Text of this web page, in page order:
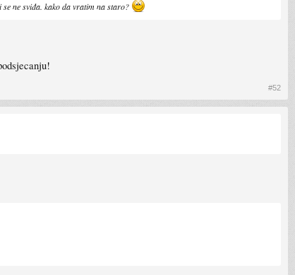
ne sviđa. kako da vratim na staro?
#52